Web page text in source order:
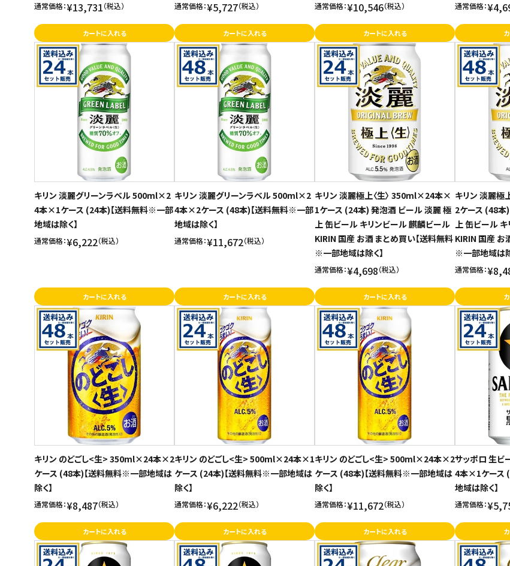
通常価格：¥13,731（税込）
カートに入れる
通常価格：¥5,727（税込）
カートに入れる
通常価格：¥10,546（税込）
カートに入れる
通常価格：
キリン 淡麗グリーンラベル 500ml×2
4本×1ケース (24本)【送料無料※一部
地域は除く】
通常価格：¥6,222（税込）
カートに入れる
キリン 淡麗グリーンラベル 500ml×2
4本×2ケース (48本)【送料無料※一部
地域は除く】
通常価格：¥11,672（税込）
カートに入れる
キリン 淡麗極上〈生〉 350ml×24本×
1ケース (24本) 発泡酒 ビール 淡麗 極
上 缶ビール キリンビール 麒麟ビール
KIRIN 国産 お酒 まとめ買い【送料無料
※一部地域は除く】
通常価格：¥4,698（税込）
カートに入れる
キリン 淡麗極
2ケース (48本
上 缶ビール
KIRIN 国産 お
※一部地域は除
通常価格：
キリン のどごし<生> 350ml×24本×2
ケース (48本)【送料無料※一部地域は
除く】
通常価格：¥8,487（税込）
カートに入れる
キリン のどごし<生> 500ml×24本×1
ケース (24本)【送料無料※一部地域は
除く】
通常価格：¥6,222（税込）
カートに入れる
キリン のどごし<生> 500ml×24本×2
ケース (48本)【送料無料※一部地域は
除く】
通常価格：¥11,672（税込）
カートに入れる
サッポロ 生
4本×1ケース
地域は除く】
通常価格：